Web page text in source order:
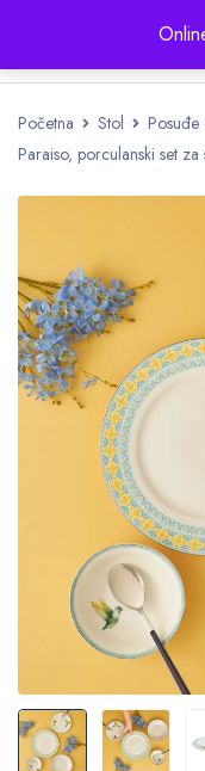
Početna Stol Posuđe
Paraiso, porculanski set